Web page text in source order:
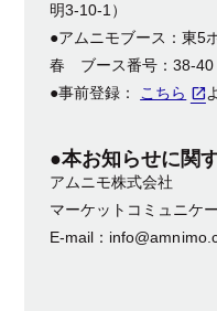
明3-10-1）
●アムニモブース：東
春 ブース番号：38-40
●事前登録： こちら
●本お知らせに関
アムニモ株式会社
マーケットコミュニケ
E-mail：